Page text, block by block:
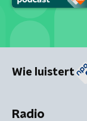
Wie luistert
Radio